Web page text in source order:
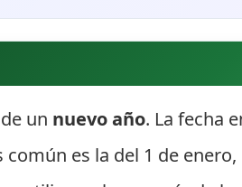
un nuevo año. La fecha
común es la del 1 de